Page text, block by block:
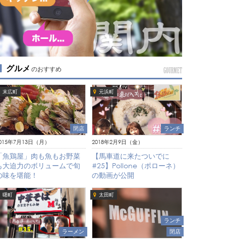
グルメ のおすすめ GOURMET
末広町
閉店
年7月13日（月）
魚鶏屋」肉も魚もお野菜
大迫力のボリュームで旬
味を堪能！
元浜町
ランチ
2018年2月9日（金）
【馬車道に来たついでに
#25】Pollone（ポローネ）
の動画が公開
曙町
ラーメン
太田町
ランチ
閉店